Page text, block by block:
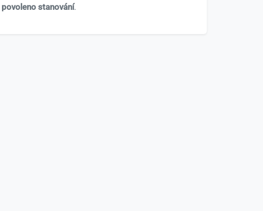
povoleno stanování.